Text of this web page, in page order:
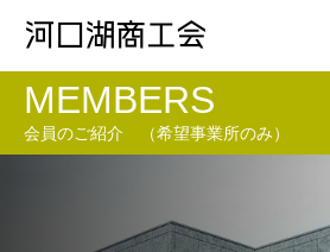
MEMBERS
会員のご紹介 （希望事業所のみ）